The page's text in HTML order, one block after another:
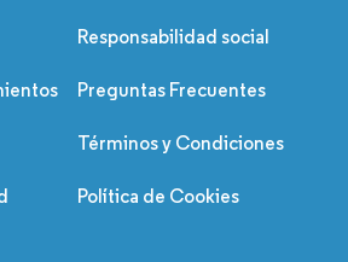
Responsabilidad social
Preguntas Frecuentes
Términos y Condiciones
Política de Cookies